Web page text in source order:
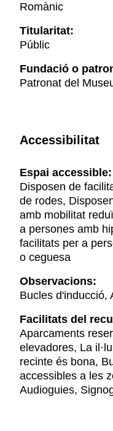
Romànic
Titularitat:
Públic
Fundació o
Patronat del
Accessibilitat
Espai accessible:
Disposen de
de rodes,
amb mobilitat
a persones amb
facilitats per a
o ceguesa
Observacions:
Bucles d'inducció,
Facilitats del
Aparcaments
elevadores, La
recinte és bona,
accessibles a les
Audioguies,